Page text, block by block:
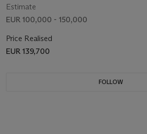
Estimate
EUR 100,000 - 150,000
Price Realised
EUR 139,700
FOLLOW